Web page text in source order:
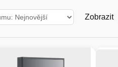
Zobrazit